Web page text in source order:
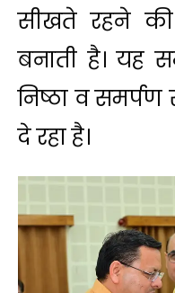
सीखते रहने की
बनाती है। यह
निष्ठा व
दे रहा है।